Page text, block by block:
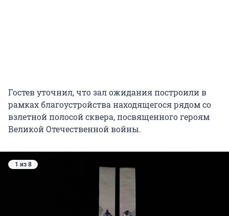
Гостев уточнил, что зал ожидания построили в
рамках благоустройства находящегося рядом со
взлетной полосой сквера, посвященного героям
Великой Отечественной войны.
1 из 8